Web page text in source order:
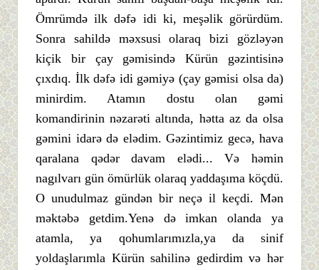
Ömrümdə ilk dəfə idi ki, meşəlik görürdüm.
Sonra sahildə məxsusi olaraq bizi gözləyən
kiçik bir çay gəmisində Kürün gəzintisinə
çıxdıq. İlk dəfə idi gəmiyə (çay gəmisi olsa da)
minirdim. Atamın dostu olan gəmi
komandirinin nəzarəti altında, hətta az da olsa
gəmini idarə də elədim. Gəzintimiz gecə, hava
qaralana qədər davam elədi... Və həmin
nagılvarı gün ömürlük olaraq yaddaşıma köçdü.
O unudulmaz gündən bir neçə il keçdi. Mən
məktəbə getdim.Yenə də imkan olanda ya
atamla, ya qohumlarımızla,ya da sinif
yoldaşlarımla Kürün sahilinə gedirdim və hər